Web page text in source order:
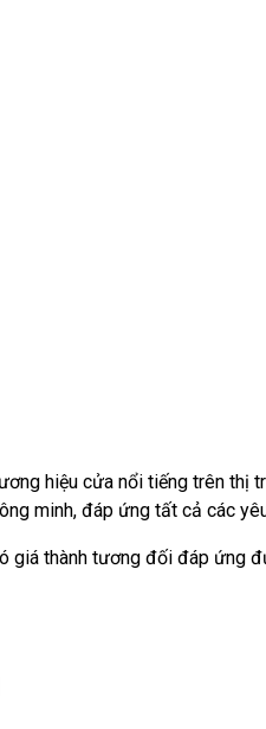
hiệu cửa nổi tiếng trên thị
minh, đáp ứng tất cả các
thành tương đối đáp ứng